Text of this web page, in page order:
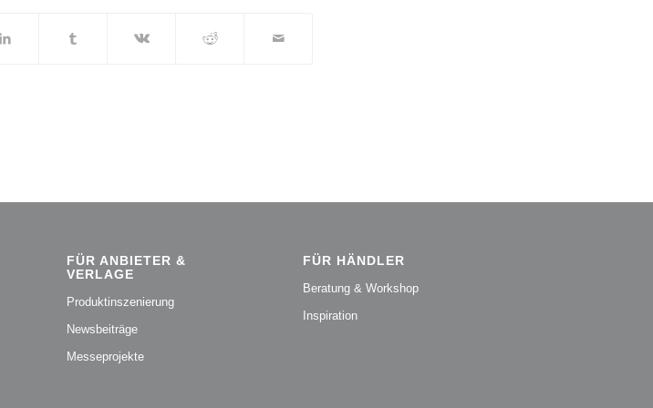
FÜR ANBIETER &
VERLAGE
Produktinszenierung
Newsbeiträge
Messeprojekte
FÜR HÄNDLER
Beratung & Workshop
Inspiration